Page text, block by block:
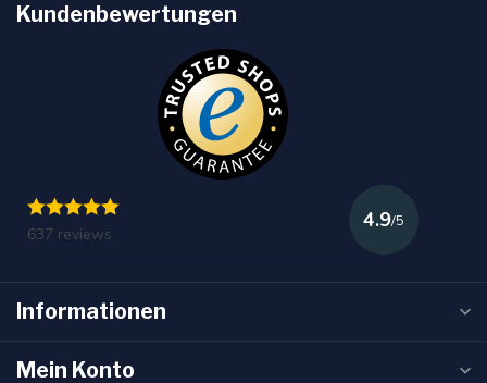
Kundenbewertungen
637 reviews
4.9/5
Informationen
Mein Konto